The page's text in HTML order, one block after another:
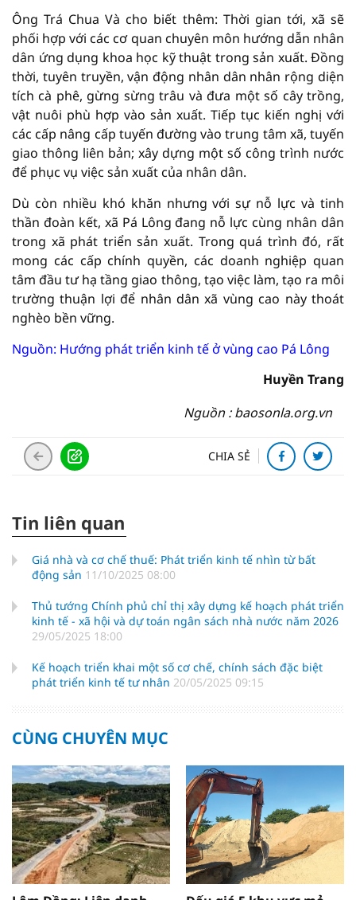
Ông Trá Chua Và cho biết thêm: Thời gian tới, xã sẽ
phối hợp với các cơ quan chuyên môn hướng dẫn nhân
dân ứng dụng khoa học kỹ thuật trong sản xuất. Đồng
thời, tuyên truyền, vận động nhân dân nhân rộng diện
tích cà phê, gừng sừng trâu và đưa một số cây trồng,
vật nuôi phù hợp vào sản xuất. Tiếp tục kiến nghị với
các cấp nâng cấp tuyến đường vào trung tâm xã, tuyến
giao thông liên bản; xây dựng một số công trình nước
để phục vụ việc sản xuất của nhân dân.
Dù còn nhiều khó khăn nhưng với sự nỗ lực và tinh
thần đoàn kết, xã Pá Lông đang nỗ lực cùng nhân dân
trong xã phát triển sản xuất. Trong quá trình đó, rất
mong các cấp chính quyền, các doanh nghiệp quan
tâm đầu tư hạ tầng giao thông, tạo việc làm, tạo ra môi
trường thuận lợi để nhân dân xã vùng cao này thoát
nghèo bền vững.
Nguồn: Hướng phát triển kinh tế ở vùng cao Pá Lông
Huyền Trang
Nguồn : baosonla.org.vn
CHIA SẺ
Tin liên quan
Giá nhà và cơ chế thuế: Phát triển kinh tế nhìn từ bất
động sản 11/10/2025 08:00
Thủ tướng Chính phủ chỉ thị xây dựng kế hoạch phát triển
kinh tế - xã hội và dự toán ngân sách nhà nước năm 2026
29/05/2025 18:00
Kế hoạch triển khai một số cơ chế, chính sách đặc biệt
phát triển kinh tế tư nhân 20/05/2025 09:15
CÙNG CHUYÊN MỤC